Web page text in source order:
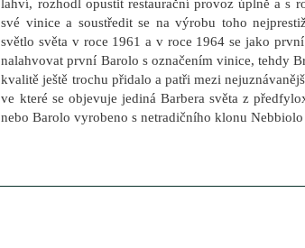
lahví, rozhodl opustit restaurační provoz úplně a s
své vinice a soustředit se na výrobu toho
světlo světa v roce 1961 a v roce 1964 se jako
nalahvovat první Barolo s označením vinice, tehdy
kvalitě ještě trochu přidalo a patři mezi
ve které se objevuje jediná Barbera světa z
nebo Barolo vyrobeno s netradičního klonu Nebbiolo